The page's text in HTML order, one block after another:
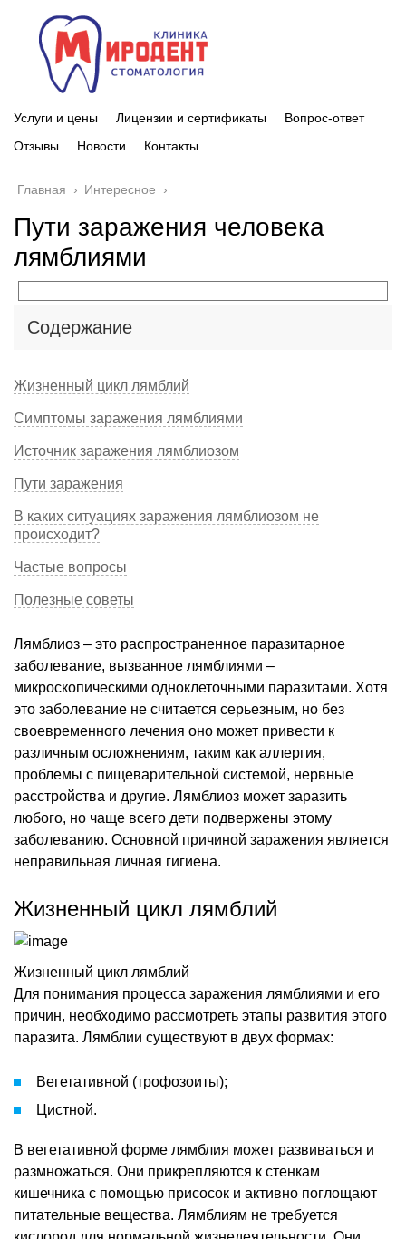
Услуги и цены Лицензии и сертификаты
Вопрос-ответ
Отзывы
Новости Контакты
Главная › Интересное ›
Пути заражения человека
лямблиями
Содержание
Жизненный цикл лямблий
Симптомы заражения лямблиями
Источник заражения лямблиозом
Пути заражения
В каких ситуациях заражения лямблиозом не
происходит?
Частые вопросы
Полезные советы
Лямблиоз – это распространенное паразитарное
заболевание, вызванное лямблиями –
микроскопическими одноклеточными паразитами. Хотя
это заболевание не считается серьезным, но без
своевременного лечения оно может привести к
различным осложнениям, таким как аллергия,
проблемы с пищеварительной системой, нервные
расстройства и другие. Лямблиоз может заразить
любого, но чаще всего дети подвержены этому
заболеванию. Основной причиной заражения является
неправильная личная гигиена.
Жизненный цикл лямблий
Жизненный цикл лямблий
Для понимания процесса заражения лямблиями и его
причин, необходимо рассмотреть этапы развития этого
паразита. Лямблии существуют в двух формах:
Вегетативной (трофозоиты);
Цистной.
В вегетативной форме лямблия может развиваться и
размножаться. Они прикрепляются к стенкам
кишечника с помощью присосок и активно поглощают
питательные вещества. Лямблиям не требуется